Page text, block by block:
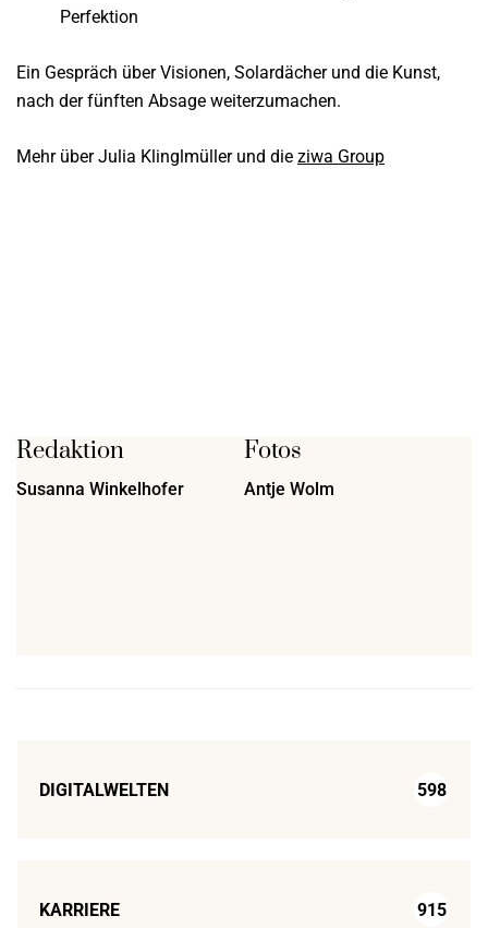
Perfektion
Ein Gespräch über Visionen, Solardächer und die Kunst,
nach der fünften Absage weiterzumachen.
Mehr über Julia Klinglmüller und die ziwa Group
Redaktion
Susanna Winkelhofer
Fotos
Antje Wolm
DIGITALWELTEN 598
KARRIERE 915